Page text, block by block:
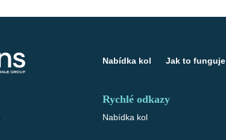
Nabídka kol Jak to funguje
Rychlé odkazy
Nabídka kol